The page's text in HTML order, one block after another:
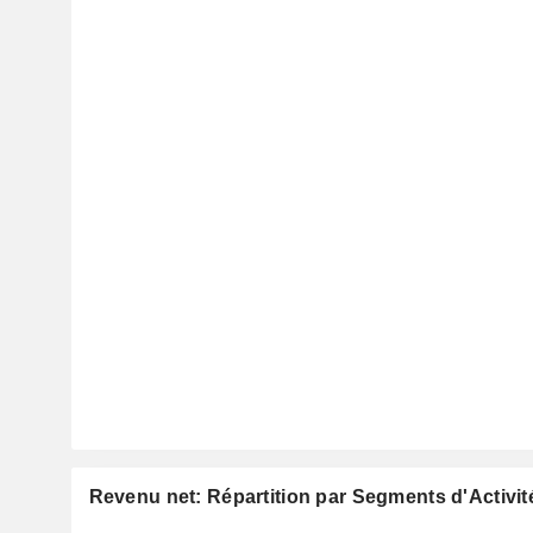
Revenu net: Répartition par Segments